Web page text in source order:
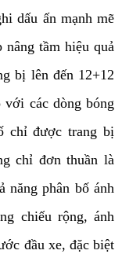
dấu ấn mạnh mẽ
tầm hiệu quả
bị lên đến 12+12
các dòng bóng
chỉ được trang bị
chỉ đơn thuần là
năng phân bố ánh
chiếu rộng, ánh
đầu xe, đặc biệt